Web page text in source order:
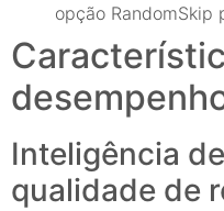
opção RandomSkip
Inteligência
qualidade de